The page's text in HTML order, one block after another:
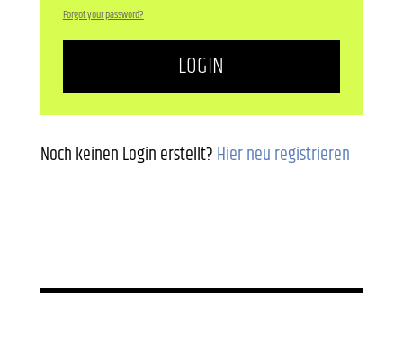
Forgot your password?
LOGIN
Noch keinen Login erstellt?Hier neu registrieren